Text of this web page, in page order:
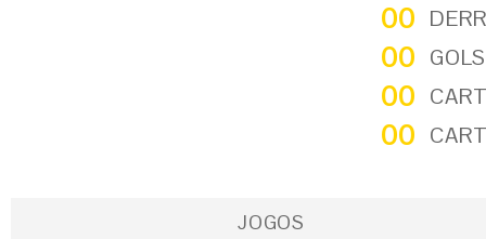
00
00
00
00
JOGOS